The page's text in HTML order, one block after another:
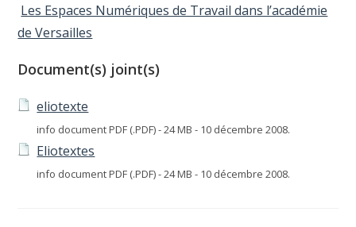
Les Espaces Numériques de Travail dans l’académie
de Versailles
Document(s) joint(s)
eliotexte
info document PDF (.PDF) - 24 MB - 10 décembre 2008.
Eliotextes
info document PDF (.PDF) - 24 MB - 10 décembre 2008.